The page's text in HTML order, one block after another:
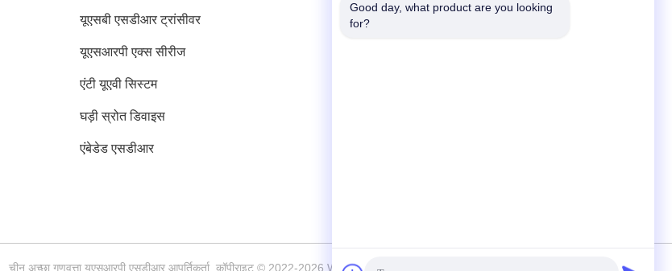
यूएसबी एसडीआर ट्रांसीवर
यूएसआरपी एक्स सीरीज
एंटी यूएवी सिस्टम
घड़ी स्रोत डिवाइस
एंबेडेड एसडीआर
86--18062514745
चीन अच्छा गुणवत्ता यूएसआरपी एसडीआर आपूर्तिकर्ता. कॉपीराइट © 2022-2026 Wuhan Tabebuia Technology Co., Ltd. . सब सभी अधिकार सुरक्षित.
Good day, what product are you looking
for?